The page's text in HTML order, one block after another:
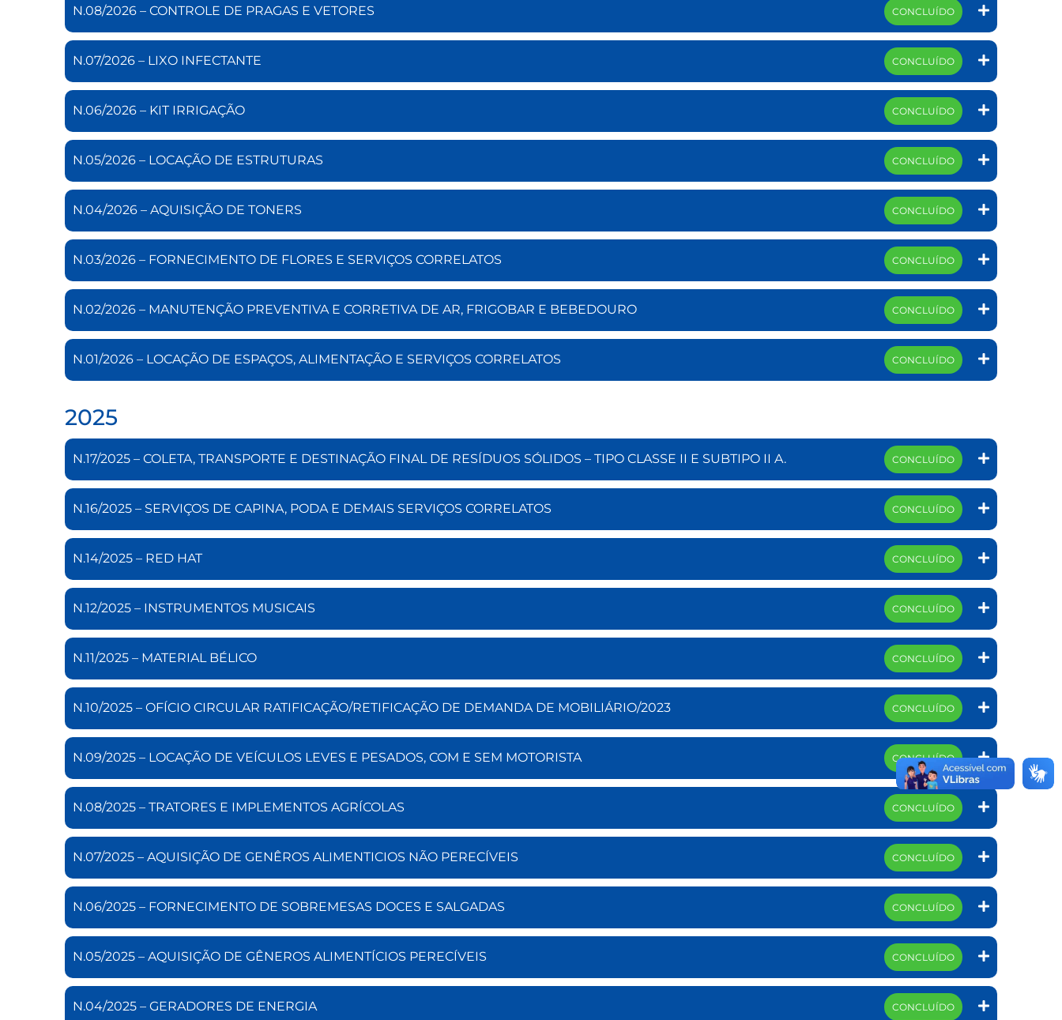
N.08/2026 – CONTROLE DE PRAGAS E VETORES CONCLUÍDO
N.07/2026 – LIXO INFECTANTE CONCLUÍDO
N.06/2026 – KIT IRRIGAÇÃO CONCLUÍDO
N.05/2026 – LOCAÇÃO DE ESTRUTURAS CONCLUÍDO
N.04/2026 – AQUISIÇÃO DE TONERS CONCLUÍDO
N.03/2026 – FORNECIMENTO DE FLORES E SERVIÇOS CORRELATOS CONCLUÍDO
N.02/2026 – MANUTENÇÃO PREVENTIVA E CORRETIVA DE AR, FRIGOBAR E BEBEDOURO CONCLUÍDO
N.01/2026 – LOCAÇÃO DE ESPAÇOS, ALIMENTAÇÃO E SERVIÇOS CORRELATOS CONCLUÍDO
2025
N.17/2025 – COLETA, TRANSPORTE E DESTINAÇÃO FINAL DE RESÍDUOS SÓLIDOS – TIPO CLASSE II E SUBTIPO II A. CONCLUÍDO
N.16/2025 – SERVIÇOS DE CAPINA, PODA E DEMAIS SERVIÇOS CORRELATOS CONCLUÍDO
N.14/2025 – RED HAT CONCLUÍDO
N.12/2025 – INSTRUMENTOS MUSICAIS CONCLUÍDO
N.11/2025 – MATERIAL BÉLICO CONCLUÍDO
N.10/2025 – OFÍCIO CIRCULAR RATIFICAÇÃO/RETIFICAÇÃO DE DEMANDA DE MOBILIÁRIO/2023 CONCLUÍDO
N.09/2025 – LOCAÇÃO DE VEÍCULOS LEVES E PESADOS, COM E SEM MOTORISTA CONCLUÍDO
N.08/2025 – TRATORES E IMPLEMENTOS AGRÍCOLAS CONCLUÍDO
N.07/2025 – AQUISIÇÃO DE GENÊROS ALIMENTICIOS NÃO PERECÍVEIS CONCLUÍDO
N.06/2025 – FORNECIMENTO DE SOBREMESAS DOCES E SALGADAS CONCLUÍDO
N.05/2025 – AQUISIÇÃO DE GÊNEROS ALIMENTÍCIOS PERECÍVEIS CONCLUÍDO
N.04/2025 – GERADORES DE ENERGIA CONCLUÍDO